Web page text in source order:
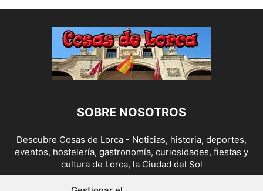
SOBRE NOSOTROS
Descubre Cosas de Lorca - Noticias, historia, deportes,
eventos, hostelería, gastronomía, curiosidades, fiestas y
cultura de Lorca, la Ciudad del Sol
Contáctanos:cosasdelorca@gmail.com